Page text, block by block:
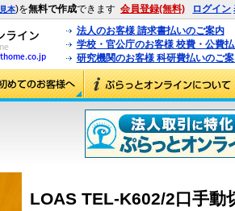
見本)を無料で作成できます 会員登録(無料) ログイン
法人のお客様 請求書払いのご案内
学校・官公庁のお客様 校費・公費
研究機関のお客様 科研費払いのご
LOAS TEL-K602/2口手